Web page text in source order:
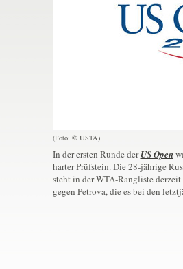
(Foto: © USTA)
In der ersten Runde derUS Open
harter Prüfstein. Die 28-jährige
steht in der WTA-Rangliste
gegen Petrova, die es bei den